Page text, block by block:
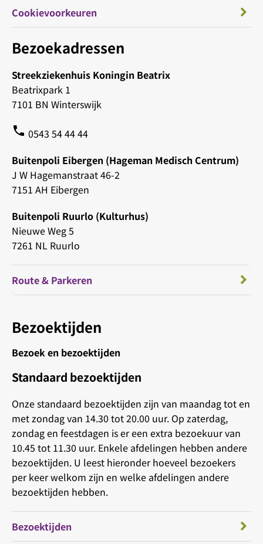
Bezoekadressen
Streekziekenhuis Koningin Beatrix
Beatrixpark 1
7101 BN Winterswijk
phone 0543 54 44 44
Buitenpoli Eibergen (Hageman Medisch Centrum)
J W Hagemanstraat 46-2
7151 AH Eibergen
Buitenpoli Ruurlo (Kulturhus)
Nieuwe Weg 5
7261 NL Ruurlo
Route & Parkeren
Bezoektijden
Bezoek en bezoektijden
Standaard bezoektijden
Onze standaard bezoektijden zijn van maandag tot en
met zondag van 14.30 tot 20.00 uur. Op zaterdag,
zondag en feestdagen is er een extra bezoekuur van
10.45 tot 11.30 uur. Enkele afdelingen hebben andere
bezoektijden. U leest hieronder hoeveel bezoekers
per keer welkom zijn en welke afdelingen andere
bezoektijden hebben.
Bezoektijden
Cookievoorkeuren